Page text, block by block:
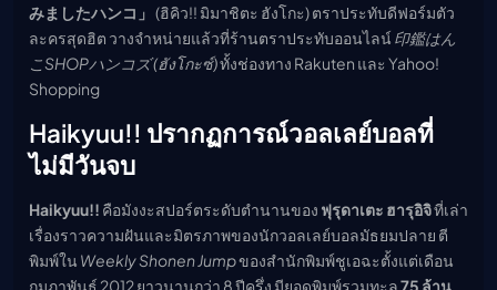
みましたハンコ」 (ฮิคิว!! มิมาชิตะ ฮังโกะ) ตราประทับดีฟอร์มตัว
ละครสุดฮิต วางจำหน่ายแล้วที่ร้านตราประทับออนไลน์ 印鑑はん
こSHOPハンコズ (ฮังโกะซ์)ทั้งช่องทาง Rakuten และ Yahoo!
Shopping
Haikyuu!! ปรากฏการณ์วอลเลย์บอลที่
ไม่มีวันจบ
Haikyuu!! คือมังงะสปอร์ตระดับตำนานของ ฟุรุดาเตะ ฮารุอิจิที่เล่า
เรื่องราวความฝันและมิตรภาพของนักวอลเลย์บอลมัธยมปลาย ตี
พิมพ์ใน Weekly Shonen Jumpของสำนักพิมพ์ชูเอฉะตั้งแต่เดือน
กุมภาพันธ์ 2012 ยาวนานกว่า 8 ปีครึ่ง มียอดพิมพ์รวมทะลุ75 ล้าน